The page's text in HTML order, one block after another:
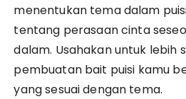
menentukan tema dalam
tentang perasaan cinta
dalam. Usahakan untuk lebih
pembuatan bait puisi kamu
yang sesuai dengan tema.